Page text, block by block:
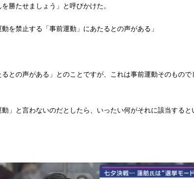
勝たせましょう」と呼びかけた。
を禁止する「事前運動」にあたるとの声がある」
るとの声がある」とのことですが、これは事前運動そのもので
」と言わないのだとしたら、いったい何がそれに該当すると